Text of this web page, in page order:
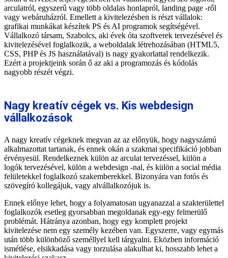
arculatról, egyszerű vagy több oldalas honlapról, landing page -ről
vagy webáruházról. Emellett a kivitelezésben is részt vállalok:
grafikai munkákat készítek PS és AI programok segítségével.
Vállalkozó társam, Szabolcs, aki évek óta szoftverek tervezésével és
kivitelezésével foglalkozik, a weboldalak létrehozásában (HTML5,
CSS, PHP és JS használatával) is nagy gyakorlattal rendelkezik.
Ezért a projektjeink során ő az aki a programozás és kódolás
nagyobb részét végzi.
Nagy kreatív cégek vs. Kis webdesign
vállalkozások
A nagy kreatív cégeknek megvan az az előnyük, hogy nagyszámú
alkalmazottat tartanak, és ennek okán a szakmai specifikáció jobban
érvényesül. Rendelkeznek külön az arculat tervezéssel, külön a
logók tervezésével, külön a webdesign -nal, és külön a social média
felületekkel foglalkozó szakemberekkel. Bizonyára van fotós és
szövegíró kollegájuk, vagy alvállalkozójuk is.
Ennek előnye lehet, hogy a folyamatosan ugyanazzal a szakterülettel
foglalkozók esetleg gyorsabban megoldanak egy-egy felmerülő
problémát. Hátránya azonban, hogy egy komplett projekt
kivitelezése nem egy személy kezében van. Egyszerre, vagy egymás
után több különböző személlyel kell tárgyalni. Eközben információ
ismétlése, elsikkadása vagy torzulása alakulhat ki, hosszabb lehet a